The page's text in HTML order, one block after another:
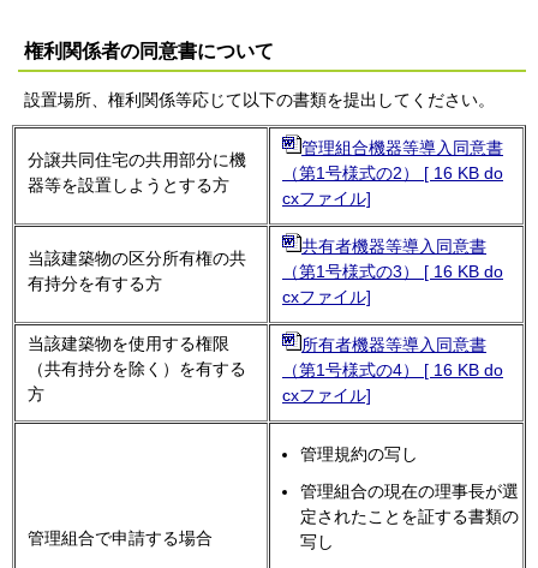
権利関係者の同意書について
設置場所、権利関係等応じて以下の書類を提出してください。
分譲共同住宅の共用部分に機
器等を設置しようとする方
管理組合機器等導入同意書
（第1号様式の2） [ 16 KB do
cxファイル]
当該建築物の区分所有権の共
有持分を有する方
共有者機器等導入同意書
（第1号様式の3） [ 16 KB do
cxファイル]
当該建築物を使用する権限
（共有持分を除く）を有する
方
所有者機器等導入同意書
（第1号様式の4） [ 16 KB do
cxファイル]
管理組合で申請する場合
管理規約の写し
管理組合の現在の理事長が選
定されたことを証する書類の
写し